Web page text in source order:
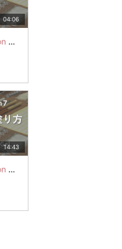
04:06
【Episode 2・Lesson 3】下処理
14:43
【Episode 2・Lesson 7】チップの基本の塗り方：カラージェル